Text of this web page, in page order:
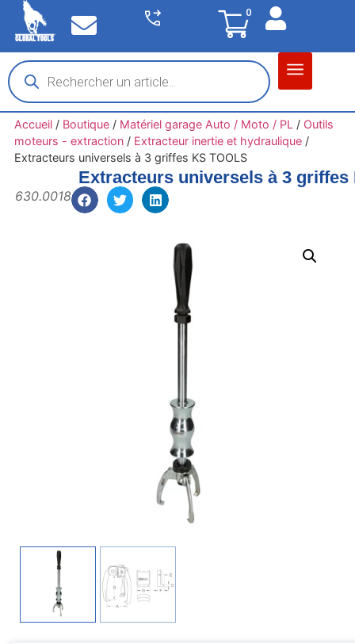
0
Accueil/ Boutique/ Matériel garage Auto / Moto / PL / Outils
moteurs - extraction/ Extracteur inertie et hydraulique/
Extracteurs universels à 3 griffes KS TOOLS
Extracteurs universels à 3 griffes
630.0018